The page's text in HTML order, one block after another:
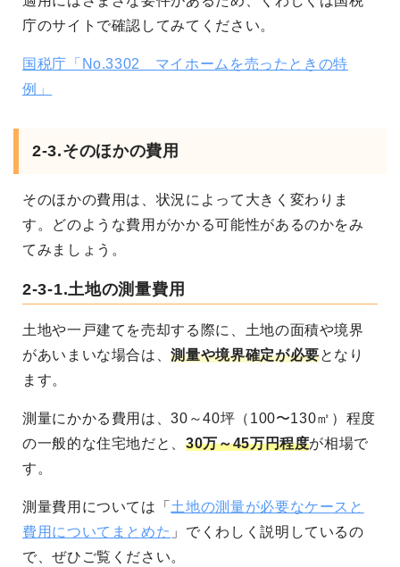
庁のサイトで確認してみてください。
国税庁「No.3302 マイホームを売ったときの特
例」
2-3.そのほかの費用
そのほかの費用は、状況によって大きく変わりま
す。どのような費用がかかる可能性があるのかをみ
てみましょう。
2-3-1.土地の測量費用
土地や一戸建てを売却する際に、土地の面積や境界
があいまいな場合は、測量や境界確定が必要となり
ます。
測量にかかる費用は、30～40坪（100〜130㎡）程度
の一般的な住宅地だと、30万～45万円程度が相場で
す。
測量費用については「 土地の測量が必要なケースと
費用についてまとめた 」でくわしく説明しているの
で、ぜひご覧ください。